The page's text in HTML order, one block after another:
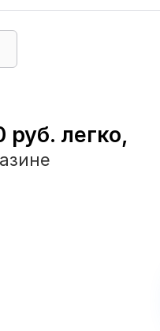
руб. легко,